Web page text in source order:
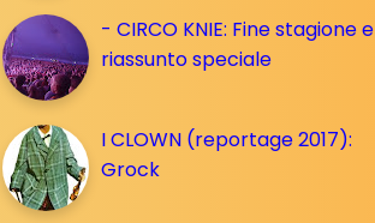
- CIRCO KNIE: Fine stagione e
riassunto speciale
I CLOWN (reportage 2017):
Grock